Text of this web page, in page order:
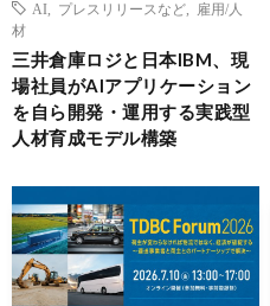
AI
プレスリリースなど
雇用/人
材
三井倉庫ロジと日本IBM、現
場社員がAIアプリケーション
を自ら開発・運用する実践型
人材育成モデル構築